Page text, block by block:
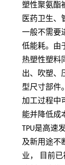
塑性聚氨酯
医药卫生、
一般不需要
低能耗。由
热塑性塑料
出、吹塑、
型尺寸部件
加工过程中
能并降低成
TPU是高速
及新用途不
业， 目前